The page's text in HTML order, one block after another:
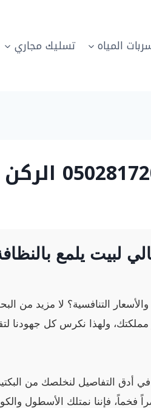
المياه تسليك مجاري
لبيت يلمع
التنافسية؟ لا مزيد من
ولهذا نكرس كل جهودنا
التفاصيل لنخلصك من
فإننا نمتلك الأسطول